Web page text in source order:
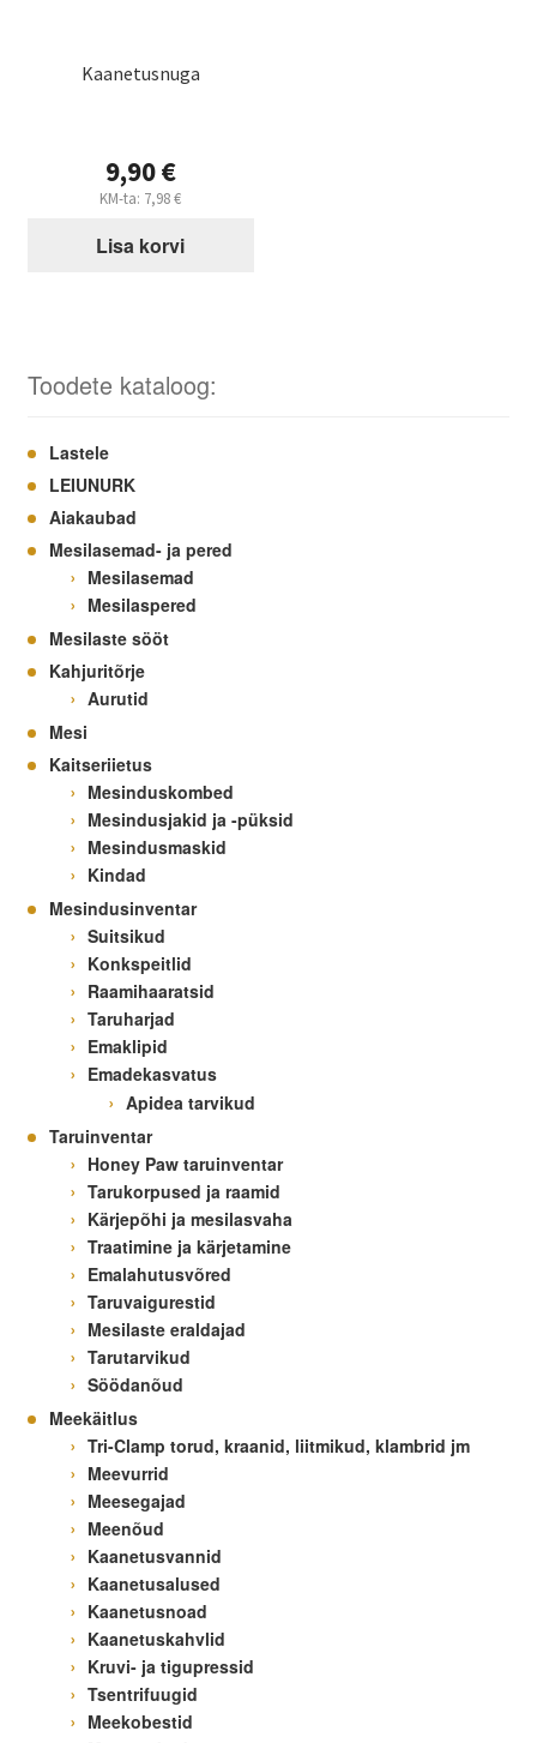
Kaanetusnuga
9,90€
KM-ta: 7,98€
Lisa korvi
Toodete kataloog:
Lastele
LEIUNURK
Aiakaubad
Mesilasemad- ja pered
Mesilasemad
Mesilaspered
Mesilaste sööt
Kahjuritõrje
Aurutid
Mesi
Kaitseriietus
Mesinduskombed
Mesindusjakid ja -püksid
Mesindusmaskid
Kindad
Mesindusinventar
Suitsikud
Konkspeitlid
Raamihaaratsid
Taruharjad
Emaklipid
Emadekasvatus
Apidea tarvikud
Taruinventar
Honey Paw taruinventar
Tarukorpused ja raamid
Kärjepõhi ja mesilasvaha
Traatimine ja kärjetamine
Emalahutusvõred
Taruvaigurestid
Mesilaste eraldajad
Tarutarvikud
Söödanõud
Meekäitlus
Tri-Clamp torud, kraanid, liitmikud, klambrid jm
Meevurrid
Meesegajad
Meenõud
Kaanetusvannid
Kaanetusalused
Kaanetusnoad
Kaanetuskahvlid
Kruvi- ja tigupressid
Tsentrifuugid
Meekobestid